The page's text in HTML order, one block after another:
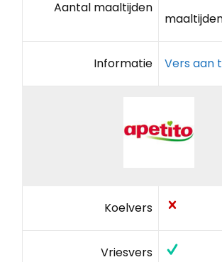
Aantal maaltijden
Informatie Vers aan
Koelvers
Vriesvers